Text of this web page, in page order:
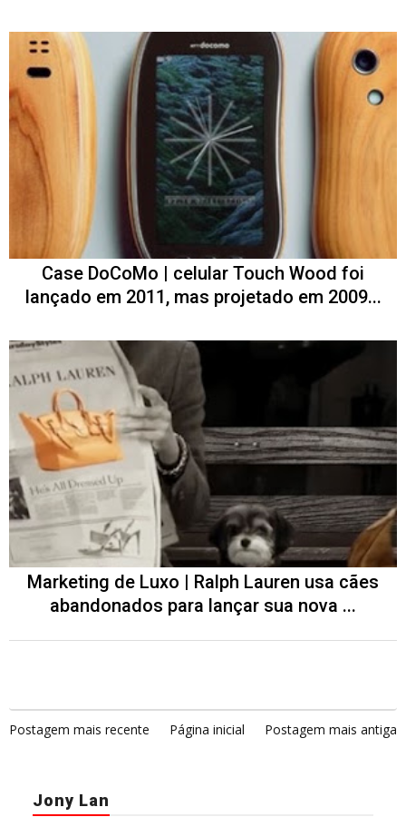
Case DoCoMo | celular Touch Wood foi
lançado em 2011, mas projetado em 2009...
Marketing de Luxo | Ralph Lauren usa cães
abandonados para lançar sua nova ...
Postagem mais recente Página inicial Postagem mais antiga
Jony Lan